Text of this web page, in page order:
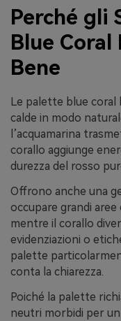
Perché gli
Blue Coral
Bene
Le palette blue
calde in modo
l’acquamarina
corallo aggiunge
durezza del rosso
Offrono anche una
occupare grandi
mentre il corallo
evidenziazioni o
palette
conta la chiarezza.
Poiché la palette
neutri morbidi per